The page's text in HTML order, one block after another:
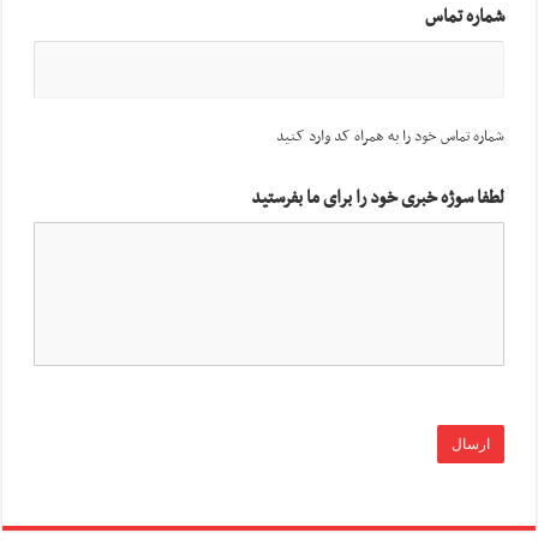
شماره تماس
شماره تماس خود را به همراه کد وارد کنید
لطفا سوژه خبری خود را برای ما بفرستید